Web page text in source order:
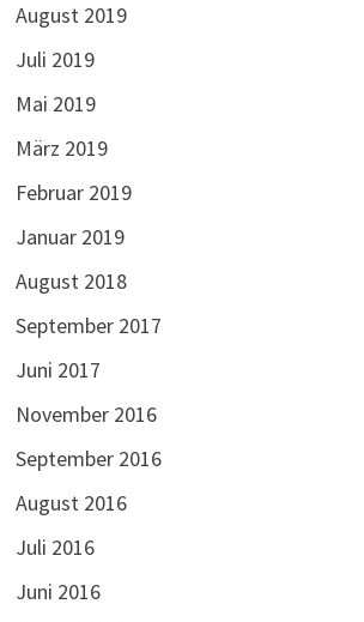
August 2019
Juli 2019
Mai 2019
März 2019
Februar 2019
Januar 2019
August 2018
September 2017
Juni 2017
November 2016
September 2016
August 2016
Juli 2016
Juni 2016